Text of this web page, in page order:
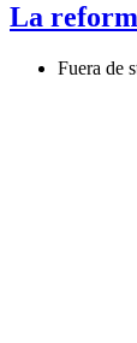
La
Fuera de